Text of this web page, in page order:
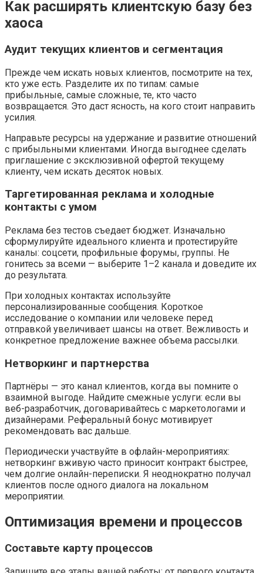
Как расширять клиентскую базу без
хаоса
Аудит текущих клиентов и сегментация
Прежде чем искать новых клиентов, посмотрите на тех,
кто уже есть. Разделите их по типам: самые
прибыльные, самые сложные, те, кто часто
возвращается. Это даст ясность, на кого стоит направить
усилия.
Направьте ресурсы на удержание и развитие отношений
с прибыльными клиентами. Иногда выгоднее сделать
приглашение с эксклюзивной офертой текущему
клиенту, чем искать десяток новых.
Таргетированная реклама и холодные
контакты с умом
Реклама без тестов съедает бюджет. Изначально
сформулируйте идеального клиента и протестируйте
каналы: соцсети, профильные форумы, группы. Не
гонитесь за всеми — выберите 1–2 канала и доведите их
до результата.
При холодных контактах используйте
персонализированные сообщения. Короткое
исследование о компании или человеке перед
отправкой увеличивает шансы на ответ. Вежливость и
конкретное предложение важнее объема рассылки.
Нетворкинг и партнерства
Партнёры — это канал клиентов, когда вы помните о
взаимной выгоде. Найдите смежные услуги: если вы
веб-разработчик, договаривайтесь с маркетологами и
дизайнерами. Реферальный бонус мотивирует
рекомендовать вас дальше.
Периодически участвуйте в офлайн-мероприятиях:
нетворкинг вживую часто приносит контракт быстрее,
чем долгие онлайн-переписки. Я неоднократно получал
клиентов после одного диалога на локальном
мероприятии.
Оптимизация времени и процессов
Составьте карту процессов